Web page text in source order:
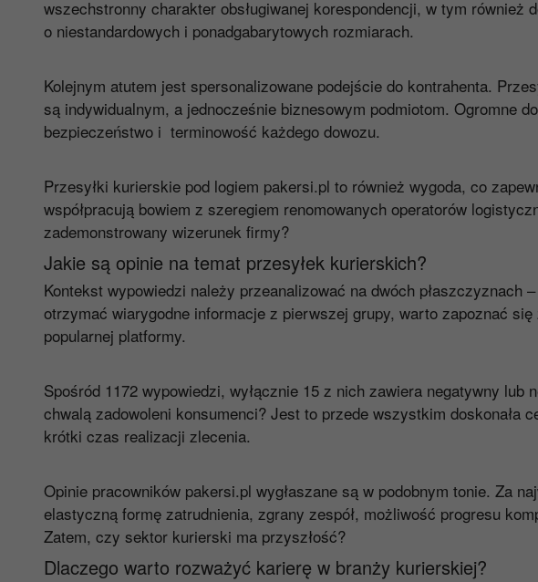
wszechstronny charakter obsługiwanej korespondencji, w tym również
o niestandardowych i ponadgabarytowych rozmiarach.
Kolejnym atutem jest spersonalizowane podejście do kontrahenta.
są indywidualnym, a jednocześnie biznesowym podmiotom. Ogromne
bezpieczeństwo i terminowość każdego dowozu.
Przesyłki kurierskie pod logiem pakersi.pl to również wygoda, co
współpracują bowiem z szeregiem renomowanych operatorów
zademonstrowany wizerunek firmy?
Jakie są opinie na temat przesyłek kurierskich?
Kontekst wypowiedzi należy przeanalizować na dwóch płaszczyznach
otrzymać wiarygodne informacje z pierwszej grupy, warto zapoznać
popularnej platformy.
Spośród 1172 wypowiedzi, wyłącznie 15 z nich zawiera negatywny lub
chwalą zadowoleni konsumenci? Jest to przede wszystkim doskonała
krótki czas realizacji zlecenia.
Opinie pracowników pakersi.pl wygłaszane są w podobnym tonie. Za
elastyczną formę zatrudnienia, zgrany zespół, możliwość progresu
Zatem, czy sektor kurierski ma przyszłość?
Dlaczego warto rozważyć karierę w branży kurierskiej?